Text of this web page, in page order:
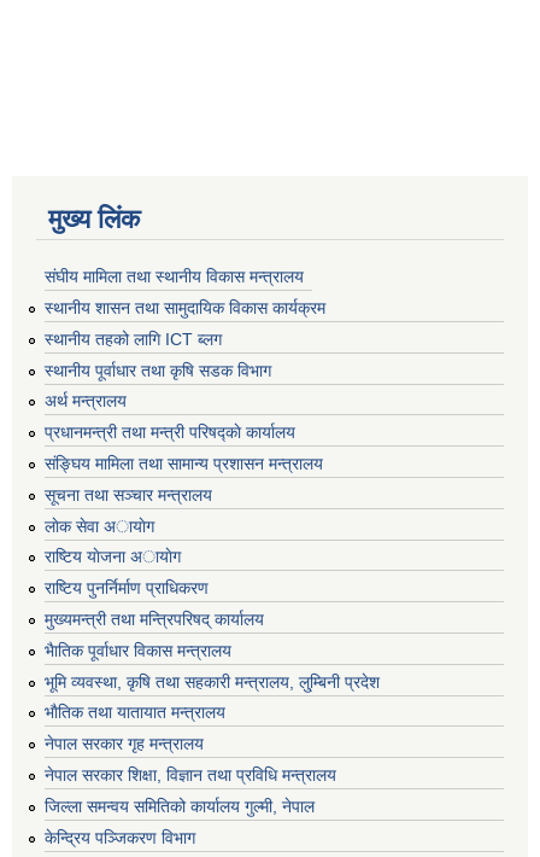
मुख्य लिंक
संघीय मामिला तथा स्थानीय विकास मन्त्रालय
स्थानीय शासन तथा सामुदायिक विकास कार्यक्रम
स्थानीय तहको लागि ICT ब्लग
स्थानीय पूर्वाधार तथा कृषि सडक विभाग
अर्थ मन्त्रालय
प्रधानमन्त्री तथा मन्त्री परिषद्काे कार्यालय
संङ्घिय मामिला तथा सामान्य प्रशासन मन्त्रालय
सूचना तथा सञ्चार मन्त्रालय
लाेक सेवा अायाेग
राष्टिय याेजना अायाेग
राष्टिय पुनर्निर्माण प्राधिकरण
मुख्यमन्त्री तथा मन्त्रिपरिषद् कार्यालय
भैातिक पूर्वाधार विकास मन्त्रालय
भूमि व्यवस्था, कृषि तथा सहकारी मन्त्रालय, लु्म्बिनी प्रदेश
भाैतिक तथा यातायात मन्त्रालय
नेपाल सरकार गृह मन्त्रालय
नेपाल सरकार शिक्षा, विज्ञान तथा प्रविधि मन्त्रालय
जिल्ला समन्वय समितिको कार्यालय गुल्मी, नेपाल
केन्द्रिय पञ्जिकरण विभाग